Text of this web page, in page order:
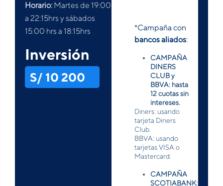
Horario: Martes de 19:00
a 22:15hrs y sábados
15:00 hrs a 18:15hrs
Inversión
S/ 10 200
*Campaña con
bancos aliados:
CAMPAÑA
DINERS
CLUB y
BBVA: hasta
12 cuotas sin
intereses.
Diners: usando
tarjeta Diners
Club.
BBVA: usando
tarjetas VISA o
Mastercard.
CAMPAÑA
SCOTIABANK: